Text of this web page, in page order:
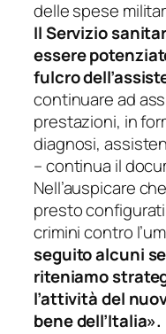
delle spese
Il Servizio
essere
fulcro
continuare ad
prestazioni, in
diagnosi,
–continua il
Nell’auspicare
presto
crimini contro
seguito alcuni
riteniamo
l’attività del
bene dell’Italia».